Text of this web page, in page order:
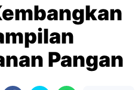
Pangan